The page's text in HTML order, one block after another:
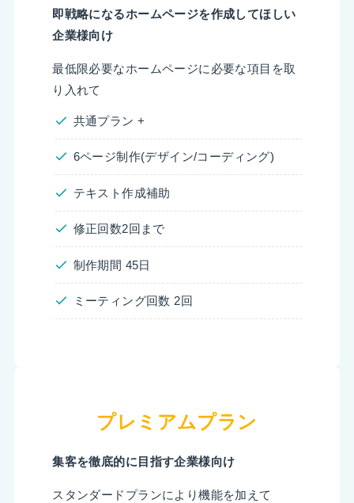
即戦略になるホームページを作成してほしい
企業様向け
最低限必要なホームページに必要な項目を取
り入れて
共通プラン +
6ページ制作(デザイン/コーディング)
テキスト作成補助
修正回数2回まで
制作期間 45日
ミーティング回数 2回
プレミアムプラン
集客を徹底的に目指す企業様向け
スタンダードプランにより機能を加えて